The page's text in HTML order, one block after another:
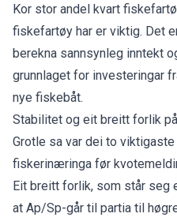
Kor stor andel kvart
fiskefartøy har er viktig. Det
berekna sannsynleg inntekt
grunnlaget for investeringar
nye fiskebåt.
Stabilitet og eit breitt forlik
Grotle sa var dei to
fiskerinæringa før
Eit breitt forlik, som står seg
at Ap/Sp-går til partia til